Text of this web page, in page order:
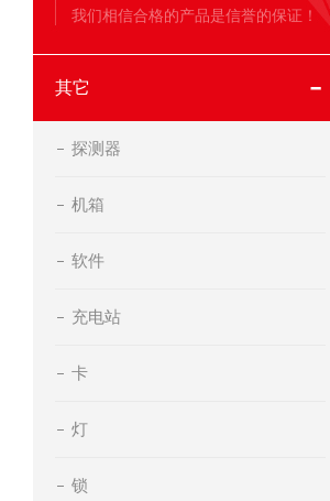
我们相信合格的产品是信誉的保证！
其它
探测器
机箱
软件
充电站
卡
灯
锁